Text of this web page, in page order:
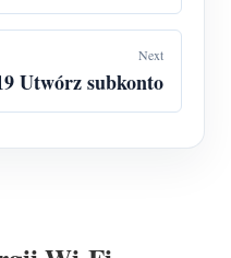
Next
Utwórz subkonto